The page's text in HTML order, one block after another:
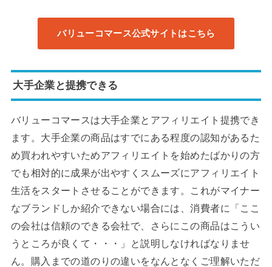
バリューコマース公式サイトはこちら
大手企業と提携できる
バリューコマースは大手企業とアフィリエイト提携でき
ます。大手企業の商品はすでにある程度の認知があるた
め買われやすいためアフィリエイトを始めたばかりの方
でも相対的に成果が出やすくスムーズにアフィリエイト
生活をスタートさせることができます。これがマイナー
なブランドしか紹介できない場合には、消費者に「ここ
の会社は信頼のできる会社で、さらにこの商品はこうい
うところが良くて・・・」と説明しなければなりませ
ん。購入までの道のりの違いをなんとなくご理解いただ